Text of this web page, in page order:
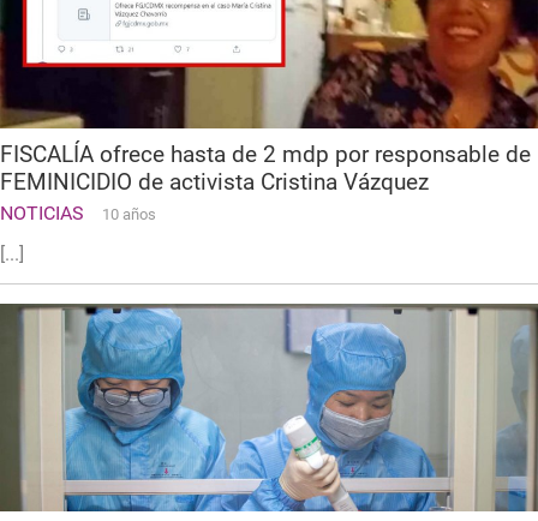
FISCALÍA ofrece hasta de 2 mdp por responsable de
FEMINICIDIO de activista Cristina Vázquez
NOTICIAS 10 años
[...]